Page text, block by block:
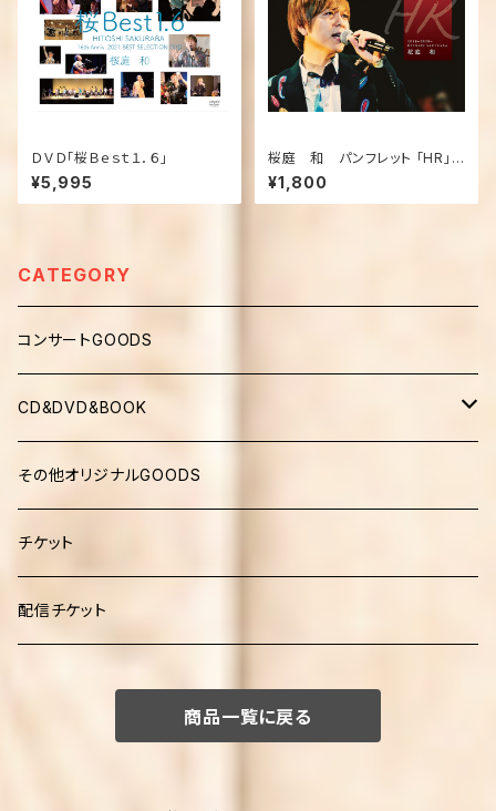
ＤＶＤ「桜Ｂｅｓｔ１．６」
¥5,995
桜庭 和 パンフレット 「HR」2
019~2020~
¥1,800
CATEGORY
コンサートGOODS
CD&DVD&BOOK
DVD
その他オリジナルGOODS
チケット
配信チケット
商品一覧に戻る